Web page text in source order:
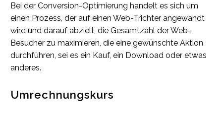
Bei der Conversion-Optimierung handelt es sich um
einen Prozess, der auf einen Web-Trichter angewandt
wird und darauf abzielt, die Gesamtzahl der Web-
Besucher zu maximieren, die eine gewünschte Aktion
durchführen, sei es ein Kauf, ein Download oder etwas
anderes.
Umrechnungskurs